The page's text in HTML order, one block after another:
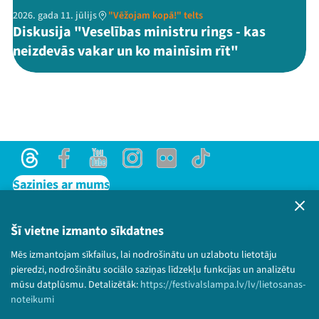
Šī vietne izmanto sīkdatnes
Mēs izmantojam sīkfailus, lai nodrošinātu un uzlabotu lietotāju
pieredzi, nodrošinātu sociālo saziņas līdzekļu funkcijas un analizētu
mūsu datplūsmu. Detalizētāk: https://festivalslampa.lv/lv/lietosanas-
noteikumi
2026. gada 11. jūlijs "Vēžojam kopā!" telts
Diskusija "Veselības ministru rings - kas
neizdevās vakar un ko mainīsim rīt"
ThreadsFacebookYoutubeInstagram
Flick TikTok
Sazinies ar mums
Lietošanas noteikumi un sīkdatņu politika
Bērnu aizsardzības politika
© 2026 Sarunu festivāls LAMPA Visas tiesības
paturētas.